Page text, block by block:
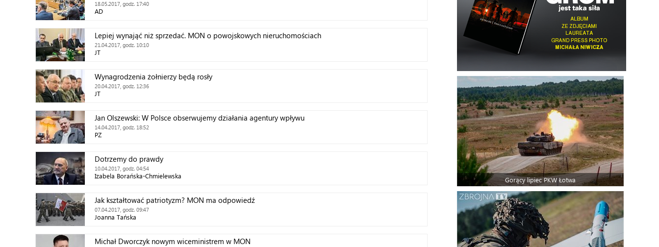
18.05.2017, godz. 17:40
AD
Lepiej wynająć niż sprzedać. MON o powojskowych nieruchomościach
21.04.2017, godz. 10:10
JT
Wynagrodzenia żołnierzy będą rosły
20.04.2017, godz. 12:36
JT
Jan Olszewski: W Polsce obserwujemy działania agentury wpływu
14.04.2017, godz. 18:52
PZ
Dotrzemy do prawdy
10.04.2017, godz. 04:54
Izabela Borańska-Chmielewska
Jak kształtować patriotyzm? MON ma odpowiedź
07.04.2017, godz. 09:47
Joanna Tańska
Michał Dworczyk nowym wiceministrem w MON
Gorący lipiec PKW Łotwa